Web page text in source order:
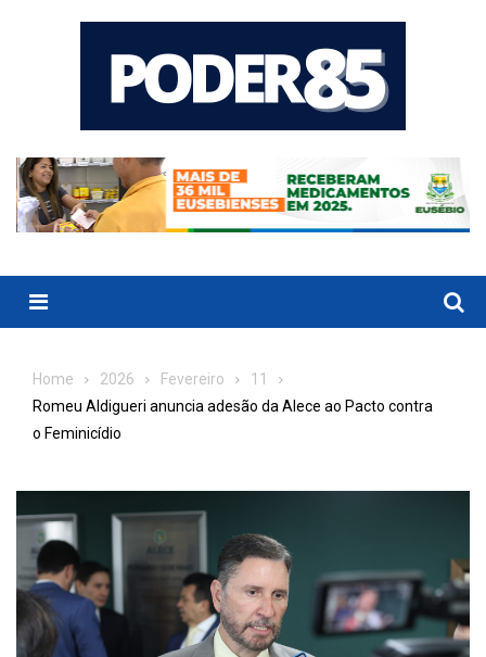
Menu
Home 2026 Fevereiro
11
Romeu Aldigueri anuncia adesão da Alece ao Pacto contra
o Feminicídio